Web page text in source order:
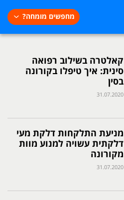
מחפשים מומחה?
קאלטרה בשילוב רפואה
סינית: איך טיפלו בקורונה
בסין
31.07.2020
מניעת התלקחות דלקת מעי
דלקתית עשויה למנוע מוות
מקורונה
31.07.2020